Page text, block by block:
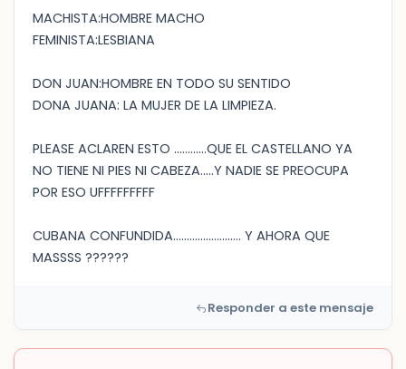
MACHISTA:HOMBRE MACHO
FEMINISTA:LESBIANA
DON JUAN:HOMBRE EN TODO SU SENTIDO
DONA JUANA: LA MUJER DE LA LIMPIEZA.
PLEASE ACLAREN ESTO ............QUE EL CASTELLANO YA
NO TIENE NI PIES NI CABEZA.....Y NADIE SE PREOCUPA
POR ESO UFFFFFFFFF
CUBANA CONFUNDIDA......................... Y AHORA QUE
MASSSS ??????
Responder a este mensaje